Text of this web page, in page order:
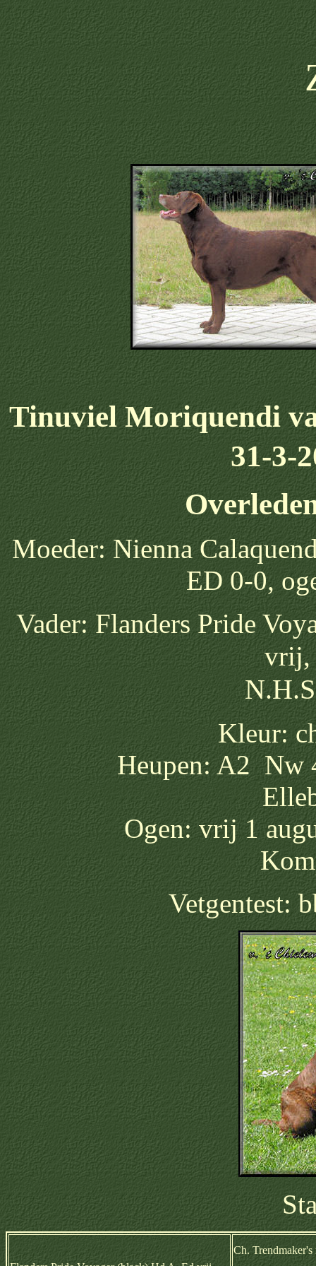
Tinuviel Moriquendi
31-3-
Moeder: Nienna
ED 0-0,
Vader: Flanders Pride
vrij,
Kleur:
Heupen: A2 Nw
Ogen: vrij 1
Vetgentest:
Ch.